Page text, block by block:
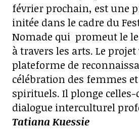
février prochain, est une
initée dans le cadre du
Nomade qui promeut le
à travers les arts. Le
plateforme de
célébration des femmes
spirituels. Il plonge
dialogue interculturel
Tatiana Kuessie